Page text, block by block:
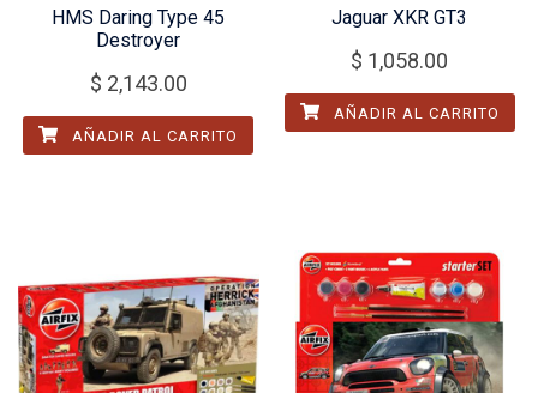
HMS Daring Type 45
Destroyer
$ 2,143.00
AÑADIR AL CARRITO
Jaguar XKR GT3
$ 1,058.00
AÑADIR AL CARRITO